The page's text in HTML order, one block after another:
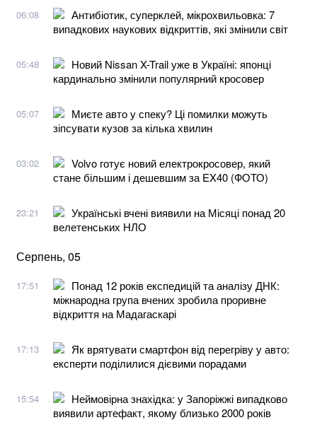
06:08
Антибіотик, суперклей, мікрохвильовка: 7
випадкових наукових відкриттів, які змінили світ
05:48
Новий Nissan X-Trail уже в Україні: японці
кардинально змінили популярний кросовер
05:07
Миєте авто у спеку? Ці помилки можуть
зіпсувати кузов за кілька хвилин
03:02
Volvo готує новий електрокросовер, який
стане більшим і дешевшим за EX40 (ФОТО)
23:21
Українські вчені виявили на Місяці понад 20
велетенських НЛО
Серпень, 05
17:51
Понад 12 років експедицій та аналізу ДНК:
міжнародна група вчених зробила проривне
відкриття на Мадагаскарі
17:13
Як врятувати смартфон від перегріву у авто:
експерти поділилися дієвими порадами
15:54
Неймовірна знахідка: у Запоріжжі випадково
виявили артефакт, якому близько 2000 років